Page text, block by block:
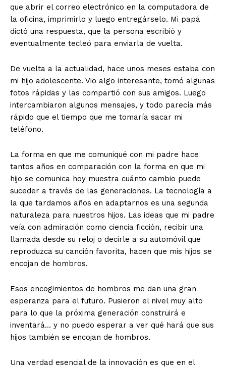
que abrir el correo electrónico en la computadora de
la oficina, imprimirlo y luego entregárselo. Mi papá
dictó una respuesta, que la persona escribió y
eventualmente tecleó para enviarla de vuelta.
De vuelta a la actualidad, hace unos meses estaba con
mi hijo adolescente. Vio algo interesante, tomó algunas
fotos rápidas y las compartió con sus amigos. Luego
intercambiaron algunos mensajes, y todo parecía más
rápido que el tiempo que me tomaría sacar mi
teléfono.
La forma en que me comuniqué con mi padre hace
tantos años en comparación con la forma en que mi
hijo se comunica hoy muestra cuánto cambio puede
suceder a través de las generaciones. La tecnología a
la que tardamos años en adaptarnos es una segunda
naturaleza para nuestros hijos. Las ideas que mi padre
veía con admiración como ciencia ficción, recibir una
llamada desde su reloj o decirle a su automóvil que
reproduzca su canción favorita, hacen que mis hijos se
encojan de hombros.
Esos encogimientos de hombros me dan una gran
esperanza para el futuro. Pusieron el nivel muy alto
para lo que la próxima generación construirá e
inventará… y no puedo esperar a ver qué hará que sus
hijos también se encojan de hombros.
Una verdad esencial de la innovación es que en el